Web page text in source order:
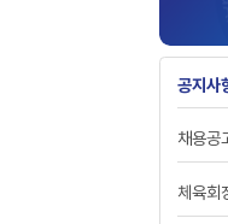
공지사
채용공
체육회